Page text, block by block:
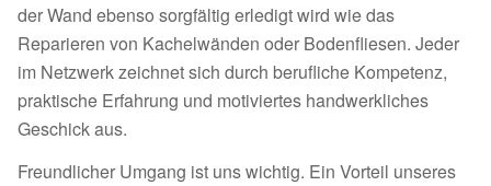
der Wand ebenso sorgfältig erledigt wird wie das
Reparieren von Kachelwänden oder Bodenfliesen. Jeder
im Netzwerk zeichnet sich durch berufliche Kompetenz,
praktische Erfahrung und motiviertes handwerkliches
Geschick aus.
Freundlicher Umgang ist uns wichtig. Ein Vorteil unseres